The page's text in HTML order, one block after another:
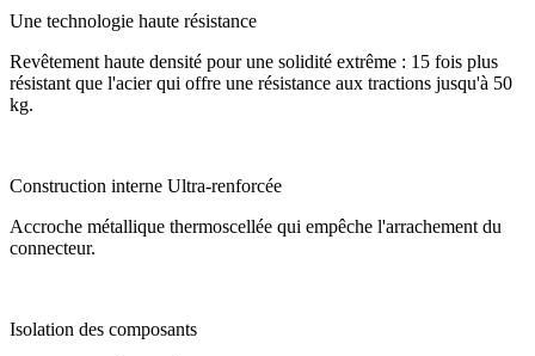
Une technologie haute résistance
Revêtement haute densité pour une solidité extrême : 15 fois plus
résistant que l'acier qui offre une résistance aux tractions jusqu'à 50
kg.
Construction interne Ultra-renforcée
Accroche métallique thermoscellée qui empêche l'arrachement du
connecteur.
Isolation des composants